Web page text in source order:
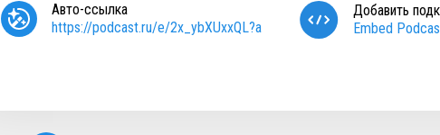
Авто-ссылка
https://podcast.ru/e/2x_ybXUxxQL?a
Добавить
Embed